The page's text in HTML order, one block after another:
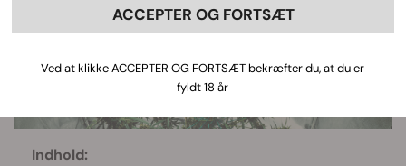
Indhold:
ACCEPTER OG FORTSÆT
Ved at klikke ACCEPTER OG FORTSÆT bekræfter du, at du er
fyldt 18 år